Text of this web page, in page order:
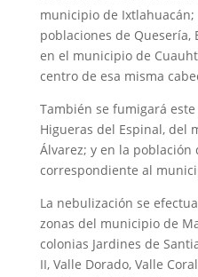
municipio de Ixtlahuacán;
poblaciones de Quesería,
en el municipio de
centro de esa misma
También se fumigará
Higueras del Espinal, del
Álvarez; y en la población
correspondiente al
La nebulización se
zonas del municipio de
colonias Jardines de
II, Valle Dorado, Valle